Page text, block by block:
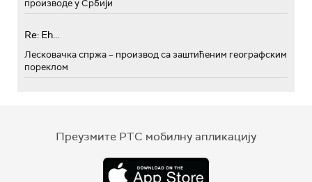
производе у Србији
Re: Eh...
Лесковачка спржа – производ са заштићеним географским
пореклом
Преузмите РТС мобилну апликацију